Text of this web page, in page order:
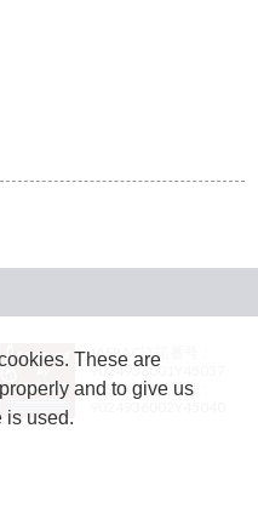
These are
and to give us
is used.
JASRAC許諾番号：
9024936001Y45037
JASRAC許諾番号：